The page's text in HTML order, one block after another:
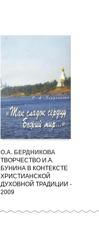
О.А. БЕРДНИКОВА
ТВОРЧЕСТВО И.А.
БУНИНА В КОНТЕКСТЕ
ХРИСТИАНСКОЙ
ДУХОВНОЙ ТРАДИЦИИ -
2009